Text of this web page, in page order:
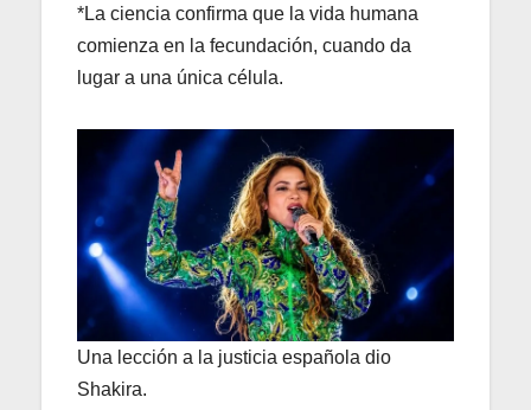
*La ciencia confirma que la vida humana
comienza en la fecundación, cuando da
lugar a una única célula.
Una lección a la justicia española dio
Shakira.